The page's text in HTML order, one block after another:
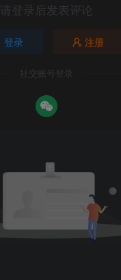
请登录后发表评论
登录 注册
社交账号登录